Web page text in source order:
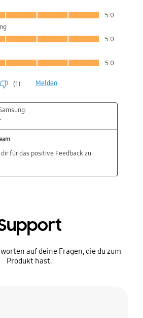
auf deine Fragen, die du zum
Produkt hast.